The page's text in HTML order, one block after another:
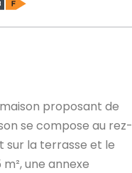
proposant de
se compose au rez-
sur la terrasse et le
une annexe